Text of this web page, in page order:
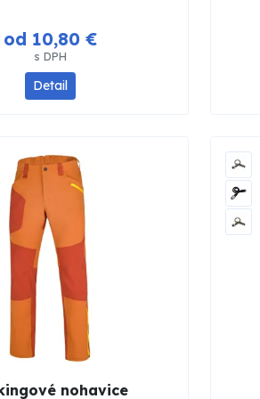
od 10,80 €
s DPH
Detail
nohavice